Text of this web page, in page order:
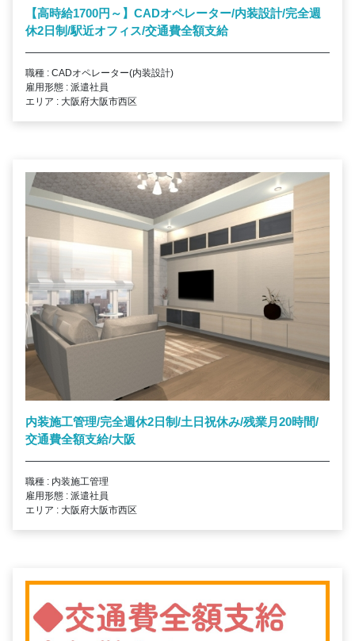
【高時給1700円～】CADオペレーター/内装設計/完全週
休2日制/駅近オフィス/交通費全額支給
職種 : CADオペレーター(内装設計)
雇用形態 : 派遣社員
エリア : 大阪府大阪市西区
内装施工管理/完全週休2日制/土日祝休み/残業月20時間/
交通費全額支給/大阪
職種 : 内装施工管理
雇用形態 : 派遣社員
エリア : 大阪府大阪市西区